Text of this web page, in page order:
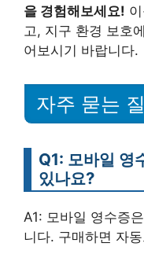
을 경험해보세요!
고, 지구 환경 보호
어보시기 바랍니다.
자주 묻는
Q1: 모바일 영
있나요?
A1: 모바일 영수증
니다. 구매하면 자